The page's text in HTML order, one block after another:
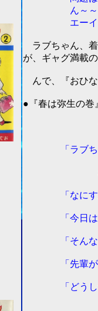
ん～～と あ
エーイ こ
ラブちゃん、着
が、ギャグ満載
んで、『おひな
●『春は弥生の巻
ブロロロロ
「ラブちゃ
ボ
「なにすんの
「今日は い
「そんな色気
「先輩が 車
「どうした